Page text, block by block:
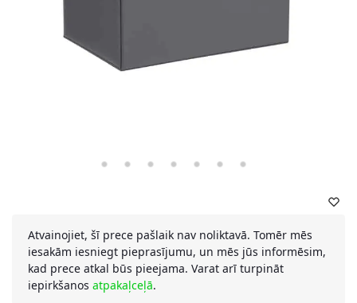
Atvainojiet, šī prece pašlaik nav noliktavā. Tomēr mēs
iesakām iesniegt pieprasījumu, un mēs jūs informēsim,
kad prece atkal būs pieejama. Varat arī turpināt
iepirkšanos atpakaļceļā.